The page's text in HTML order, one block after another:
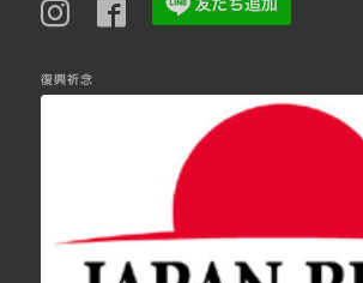
復興祈念